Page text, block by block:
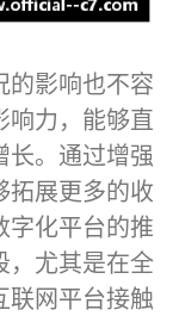
的影响也不容
响力，能够直
长。通过增强
拓展更多的收
字化平台的推
，尤其是在全
联网平台接触